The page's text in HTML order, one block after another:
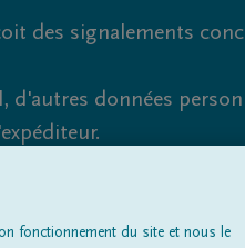
des signalements
d'autres données
et de fraude ne
fonctionnement du site et nous le